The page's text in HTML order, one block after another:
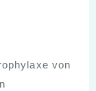
von